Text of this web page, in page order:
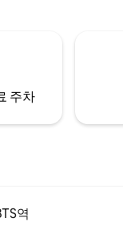
주차
역